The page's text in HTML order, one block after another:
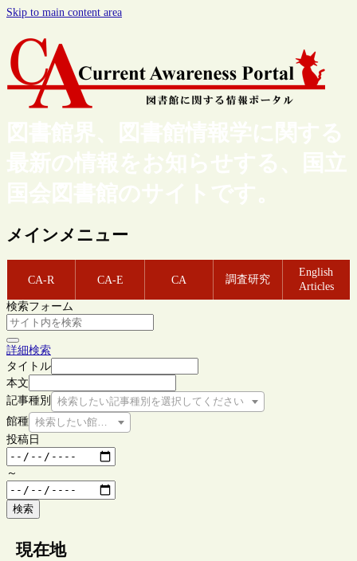
Skip to main content area
図書館界、図書館情報学に関する
最新の情報をお知らせする、国立
国会図書館のサイトです。
メインメニュー
CA-R CA-E CA 調査研究
English
Articles
検索フォーム
詳細検索
タイトル
本文
記事種別
検索したい記事種別を選択してください
館種 検索したい館種を選択してください
投稿日
～
検索
現在地